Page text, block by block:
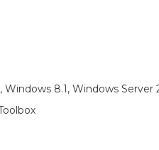
8.1, Windows Server